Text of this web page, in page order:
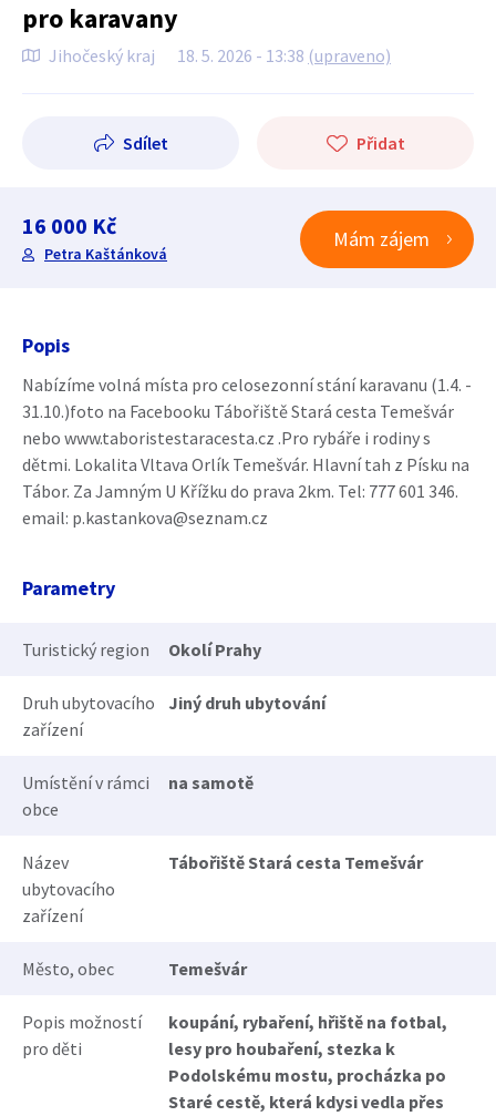
pro karavany
Jihočeský kraj 18. 5. 2026 - 13:38 (upraveno)
Sdílet Přidat
16 000 Kč
Petra Kaštánková
Mám zájem
Popis
Nabízíme volná místa pro celosezonní stání karavanu (1.4. -
31.10.)foto na Facebooku Tábořiště Stará cesta Temešvár
nebo www.taboristestaracesta.cz .Pro rybáře i rodiny s
dětmi. Lokalita Vltava Orlík Temešvár. Hlavní tah z Písku na
Tábor. Za Jamným U Křížku do prava 2km. Tel: 777 601 346.
email: p.kastankova@seznam.cz
Parametry
Turistický region Okolí Prahy
Druh ubytovacího
zařízení
Jiný druh ubytování
Umístění v rámci
obce
na samotě
Název
ubytovacího
zařízení
Tábořiště Stará cesta Temešvár
Město, obec Temešvár
Popis možností
pro děti
koupání, rybaření, hřiště na fotbal,
lesy pro houbaření, stezka k
Podolskému mostu, procházka po
Staré cestě, která kdysi vedla přes